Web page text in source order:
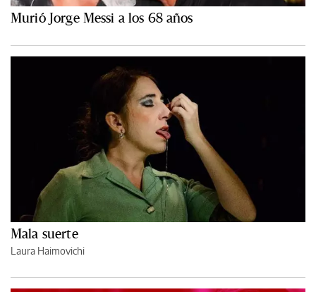
Murió Jorge Messi a los 68 años
Mala suerte
Laura Haimovichi